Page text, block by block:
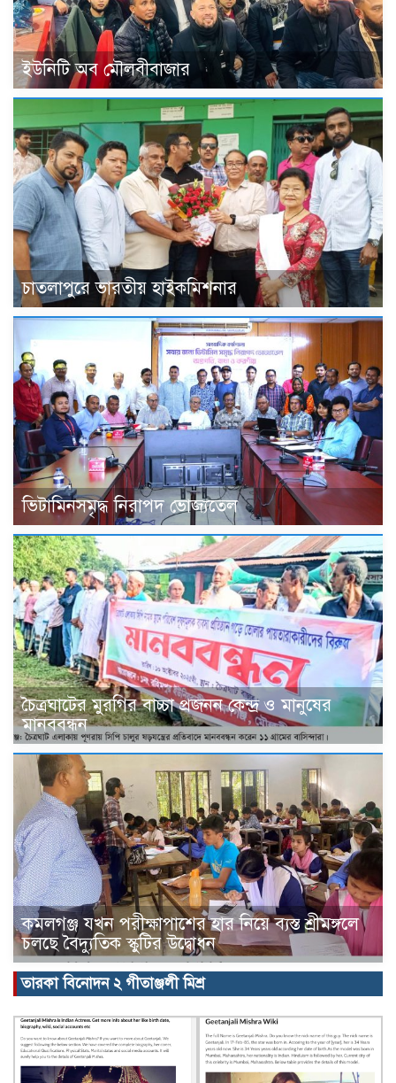
ইউনিটি অব মৌলবীবাজার
চাতলাপুরে ভারতীয় হাইকমিশনার
ভিটামিনসমৃদ্ধ নিরাপদ ভোজ্যতেল
চৈত্রঘাটের মুরগির বাচ্চা প্রজনন কেন্দ্র ও মানুষের
মানববন্ধন
কমলগঞ্জ যখন পরীক্ষাপাশের হার নিয়ে ব্যস্ত শ্রীমঙ্গলে
চলছে বৈদ্যুতিক স্কুটির উদ্বোধন
তারকা বিনোদন ২ গীতাঞ্জলী মিশ্র